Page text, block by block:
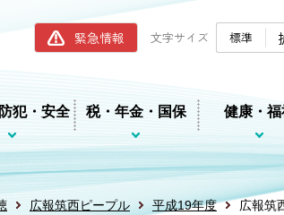
筑西市ホームページ
緊急情報 文字サイズ 標準
犯・安全 税・年金・国保 健康・福
広報筑西ピープル 平成19年度 広報筑